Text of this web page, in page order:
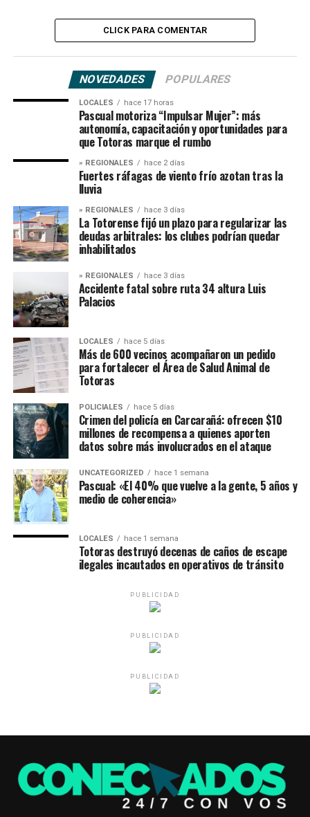
CLICK PARA COMENTAR
NOVEDADES POPULARES
LOCALES hace 17 horas
Pascual motoriza “Impulsar Mujer”: más
autonomía, capacitación y oportunidades para
que Totoras marque el rumbo
» REGIONALES hace 2 días
Fuertes ráfagas de viento frío azotan tras la
lluvia
» REGIONALES hace 3 días
La Totorense fijó un plazo para regularizar las
deudas arbitrales: los clubes podrían quedar
inhabilitados
» REGIONALES hace 3 días
Accidente fatal sobre ruta 34 altura Luis
Palacios
LOCALES hace 5 días
Más de 600 vecinos acompañaron un pedido
para fortalecer el Área de Salud Animal de
Totoras
POLICIALES hace 5 días
Crimen del policía en Carcarañá: ofrecen $10
millones de recompensa a quienes aporten
datos sobre más involucrados en el ataque
UNCATEGORIZED hace 1 semana
Pascual: «El 40% que vuelve a la gente, 5 años y
medio de coherencia»
LOCALES hace 1 semana
Totoras destruyó decenas de caños de escape
ilegales incautados en operativos de tránsito
PUBLICIDAD
PUBLICIDAD
PUBLICIDAD